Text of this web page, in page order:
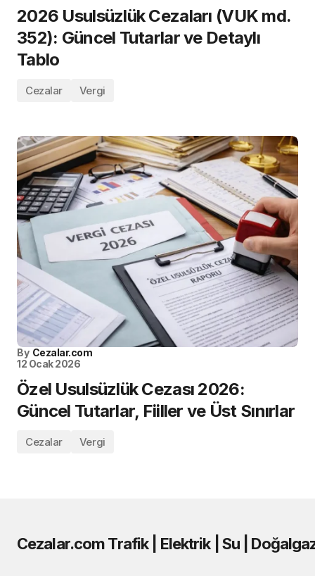
2026 Usulsüzlük Cezaları (VUK md.
352): Güncel Tutarlar ve Detaylı
Tablo
Cezalar Vergi
By Cezalar.com
12 Ocak 2026
Özel Usulsüzlük Cezası 2026:
Güncel Tutarlar, Fiiller ve Üst Sınırlar
Cezalar Vergi
Cezalar.com Trafik | Elektrik | Su |